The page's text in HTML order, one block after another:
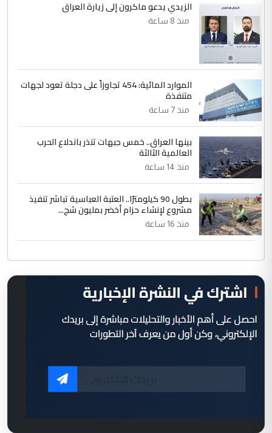
الزيدي يدعو ماكرون إلى زيارة العراق
منذ 8 ساعة
الموارد المائية: 454 تجاوزاً على دجلة تعود لجهات
متنفذة
منذ 7 ساعة
بينها العراق.. خمس جبهات تنذر باندلاع الحرب
العالمية الثالثة
منذ 14 ساعة
بطول 90 كيلومترًا.. العتبة العباسية تباشر تنفيذ
مشروع لإنشاء حزام أخضر بمليون شج...
منذ 16 ساعة